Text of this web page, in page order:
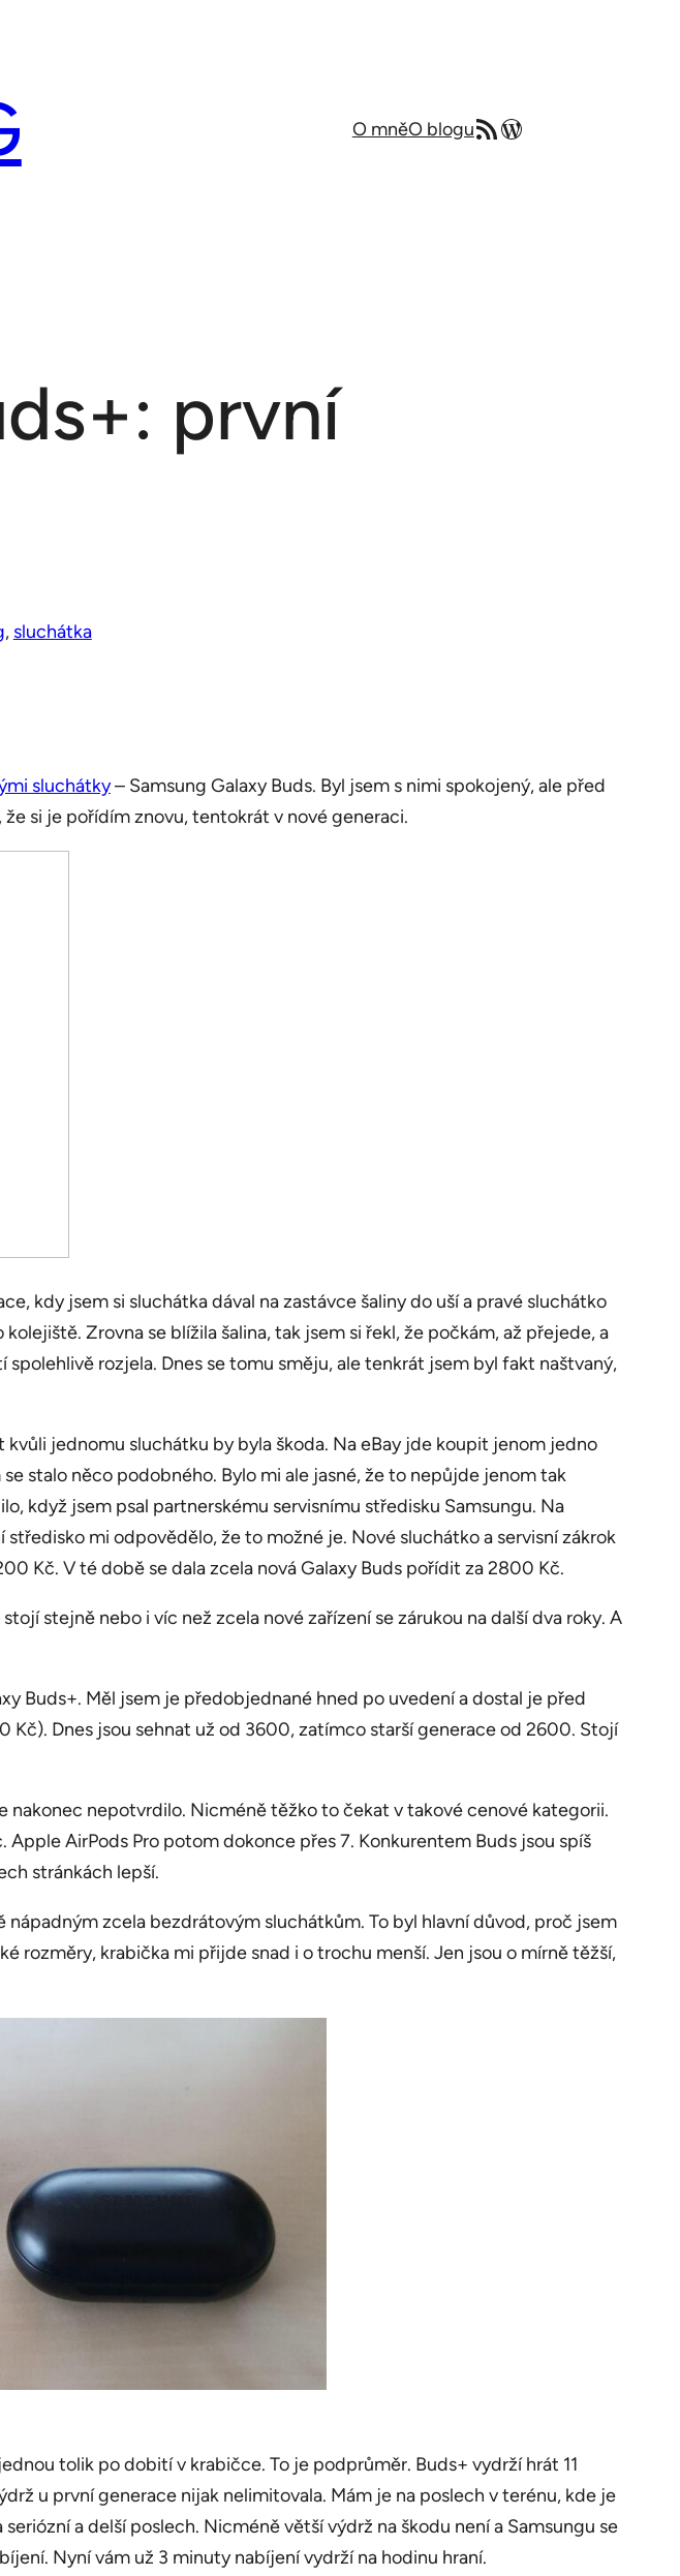
O mněO bloguRSS zdrojMůj blog v angličtině
první
, sluchátka
sluchátky– Samsung Galaxy Buds. Byl jsem s nimi spokojený, ale před
si je pořídím znovu, tentokrát v nové generaci.
kdy jsem si sluchátka dával na zastávce šaliny do uší a pravé sluchátko
Zrovna se blížila šalina, tak jsem si řekl, že počkám, až přejede, a
rozjela. Dnes se tomu směju, ale tenkrát jsem byl fakt naštvaný,
jednomu sluchátku by byla škoda. Na eBay jde koupit jenom jedno
stalo něco podobného. Bylo mi ale jasné, že to nepůjde jenom tak
když jsem psal partnerskému servisnímu středisku Samsungu. Na
mi odpovědělo, že to možné je. Nové sluchátko a servisní zákrok
Kč. V té době se dala zcela nová Galaxy Buds pořídit za 2800 Kč.
stejně nebo i víc než zcela nové zařízení se zárukou na další dva roky. A
Buds+. Měl jsem je předobjednané hned po uvedení a dostal je před
Dnes jsou sehnat už od 3600, zatímco starší generace od 2600. Stojí
nakonec nepotvrdilo. Nicméně těžko to čekat v takové cenové kategorii.
AirPods Pro potom dokonce přes 7. Konkurentem Buds jsou spíš
stránkách lepší.
zcela bezdrátovým sluchátkům. To byl hlavní důvod, proč jsem
rozměry, krabička mi přijde snad i o trochu menší. Jen jsou o mírně těžší,
tolik po dobití v krabičce. To je podprůměr. Buds+ vydrží hrát 11
u první generace nijak nelimitovala. Mám je na poslech v terénu, kde je
a delší poslech. Nicméně větší výdrž na škodu není a Samsungu se
Nyní vám už 3 minuty nabíjení vydrží na hodinu hraní.